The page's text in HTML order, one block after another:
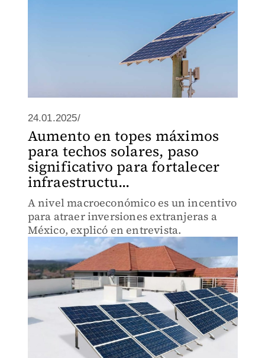
24.01.2025/
Aumento en topes máximos
para techos solares, paso
significativo para fortalecer
infraestructu...
A nivel macroeconómico es un incentivo
para atraer inversiones extranjeras a
México, explicó en entrevista.